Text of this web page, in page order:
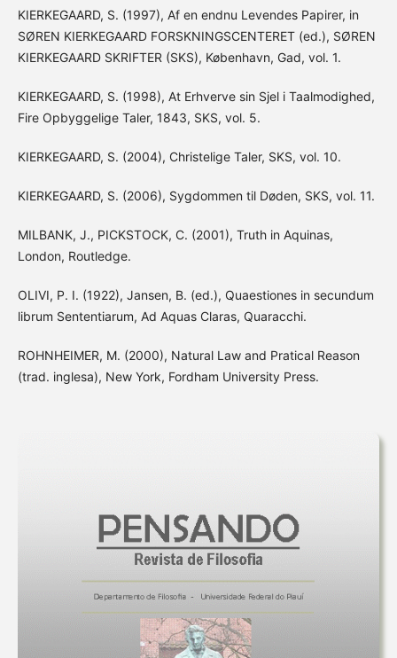
KIERKEGAARD, S. (1997), Af en endnu Levendes Papirer, in
SØREN KIERKEGAARD FORSKNINGSCENTERET (ed.), SØREN
KIERKEGAARD SKRIFTER (SKS), København, Gad, vol. 1.
KIERKEGAARD, S. (1998), At Erhverve sin Sjel i Taalmodighed,
Fire Opbyggelige Taler, 1843, SKS, vol. 5.
KIERKEGAARD, S. (2004), Christelige Taler, SKS, vol. 10.
KIERKEGAARD, S. (2006), Sygdommen til Døden, SKS, vol. 11.
MILBANK, J., PICKSTOCK, C. (2001), Truth in Aquinas,
London, Routledge.
OLIVI, P. I. (1922), Jansen, B. (ed.), Quaestiones in secundum
librum Sententiarum, Ad Aquas Claras, Quaracchi.
ROHNHEIMER, M. (2000), Natural Law and Pratical Reason
(trad. inglesa), New York, Fordham University Press.